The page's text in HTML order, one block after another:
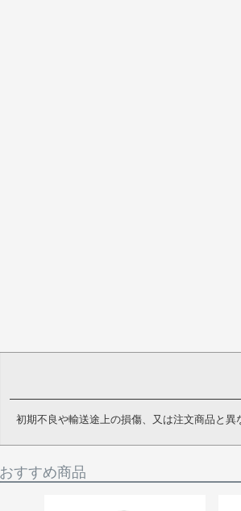
初期不良や輸送途上の損傷、又は注文商品と
おすすめ商品